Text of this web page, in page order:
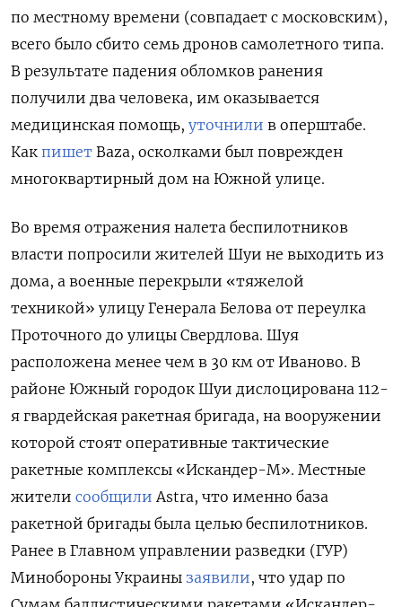
по местному времени (совпадает с московским),
всего было сбито семь дронов самолетного типа.
В результате падения обломков ранения
получили два человека, им оказывается
медицинская помощь, уточнили в оперштабе.
Как пишет Baza, осколками был поврежден
многоквартирный дом на Южной улице.
Во время отражения налета беспилотников
власти попросили жителей Шуи не выходить из
дома, а военные перекрыли «тяжелой
техникой» улицу Генерала Белова от переулка
Проточного до улицы Свердлова. Шуя
расположена менее чем в 30 км от Иваново. В
районе Южный городок Шуи дислоцирована 112-
я гвардейская ракетная бригада, на вооружении
которой стоят оперативные тактические
ракетные комплексы «Искандер-М». Местные
жители сообщили Astra, что именно база
ракетной бригады была целью беспилотников.
Ранее в Главном управлении разведки (ГУР)
Минобороны Украины заявили, что удар по